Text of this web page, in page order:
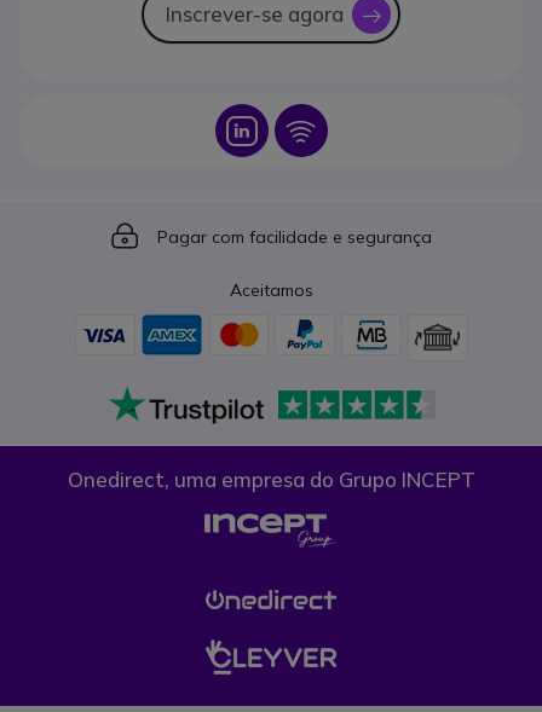
Inscrever-se agora icon
Icon Icon
Icon
Pagar com facilidade e segurança
Aceitamos
Onedirect, uma empresa do Grupo INCEPT